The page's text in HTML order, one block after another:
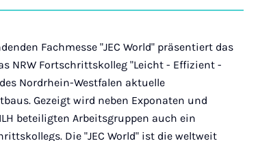
on
auf auf auf über
Mail
kopieren
Fachmesse "JEC World" präsentiert das
NRW Fortschrittskolleg "Leicht - Effizient -
Nordrhein-Westfalen aktuelle
Gezeigt wird neben Exponaten und
beteiligten Arbeitsgruppen auch ein
Die "JEC World" ist die weltweit